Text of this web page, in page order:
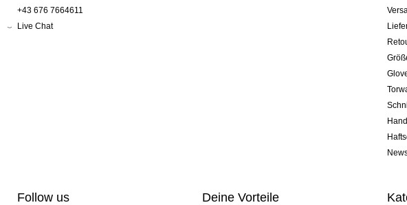
+43 676 7664611
Live Chat
Follow us Deine Vorteile